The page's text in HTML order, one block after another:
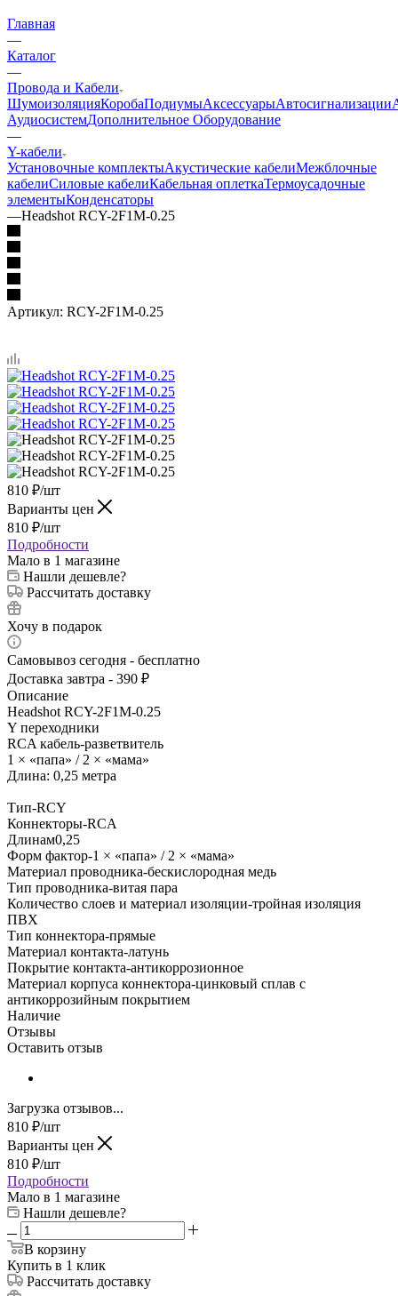
Главная
—
Каталог
—
Провода и Кабели
ШумоизоляцияКоробаПодиумыАксессуарыАвтосигнализации
АудиосистемДополнительное Оборудование
—
Y-кабели
Установочные комплектыАкустические кабелиМежблочные
кабелиСиловые кабелиКабельная оплеткаТермоусадочные
элементыКонденсаторы
—Headshot RCY-2F1M-0.25
Артикул: RCY-2F1M-0.25
810 ₽/шт
Варианты цен
810 ₽/шт
Подробности
Мало в 1 магазине
Нашли дешевле?
Рассчитать доставку
Хочу в подарок
Самовывоз сегодня - бесплатно
Доставка завтра - 390 ₽
Описание
Headshot RCY-2F1M-0.25
Y переходники
RCA кабель-разветвитель
1 × «папа» / 2 × «мама»
Длина: 0,25 метра
Тип-RCY
Коннекторы-RCA
Длинам0,25
Форм фактор-1 × «папа» / 2 × «мама»
Материал проводника-бескислородная медь
Тип проводника-витая пара
Количество слоев и материал изоляции-тройная изоляция
ПВХ
Тип коннектора-прямые
Материал контакта-латунь
Покрытие контакта-антикоррозионное
Материал корпуса коннектора-цинковый сплав с
антикоррозийным покрытием
Наличие
Отзывы
Оставить отзыв
Загрузка отзывов...
810 ₽/шт
Варианты цен
810 ₽/шт
Подробности
Мало в 1 магазине
Нашли дешевле?
В корзину
Купить в 1 клик
Рассчитать доставку